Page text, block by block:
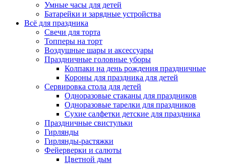
Умные часы для детей
Батарейки и зарядные устройства
Всё для праздника
Свечи для торта
Топперы на торт
Воздушные шары и аксессуары
Праздничные головные уборы
Колпаки на день рождения праздничные
Короны для праздника для детей
Сервировка стола для детей
Одноразовые стаканы для праздников
Одноразовые тарелки для праздников
Сухие салфетки детские для праздника
Праздничные свистульки
Гирлянды
Гирлянды-растяжки
Фейерверки и салюты
Цветной дым